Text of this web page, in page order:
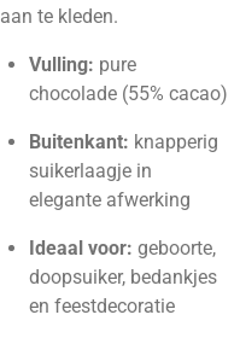
aan te kleden.
Vulling: pure
chocolade (55% cacao)
Buitenkant: knapperig
suikerlaagje in
elegante afwerking
Ideaal voor: geboorte,
doopsuiker, bedankjes
en feestdecoratie